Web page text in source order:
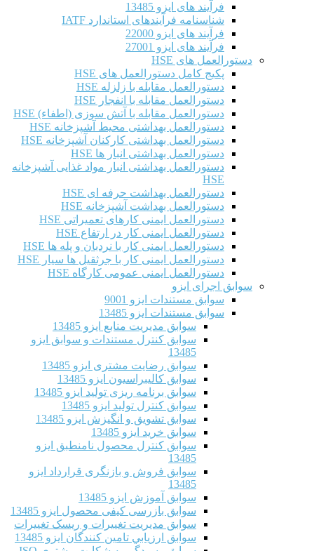
فرآیند های ایزو 13485
شناسنامه فرآیندهای استاندارد IATF
فرآیند های ایزو 22000
فرآیند های ایزو 27001
دستورالعمل های HSE
پکیج کامل دستورالعمل های HSE
دستورالعمل مقابله با زلزله HSE
دستورالعمل مقابله با انفجار HSE
دستورالعمل مقابله با آتش سوزی (اطفاء) HSE
دستورالعمل بهداشتی محیط آشپزخانه HSE
دستورالعمل بهداشتی کارکنان آشپزخانه HSE
دستورالعمل بهداشتی انبار ها HSE
دستورالعمل بهداشتی انبار مواد غذایی آشپزخانه
HSE
دستورالعمل بهداشت حرفه ای HSE
دستورالعمل بهداشت آشپزخانه HSE
دستورالعمل ایمنی کارهای تعمیراتی HSE
دستورالعمل ایمنی کار در ارتفاع HSE
دستورالعمل ایمنی کار با نردبان و پله ها HSE
دستورالعمل ایمنی کار با جرثقیل ها سیار HSE
دستورالعمل ایمنی عمومی کارگاه HSE
سوابق اجرای ایزو
سوابق مستندات ایزو 9001
سوابق مستندات ایزو 13485
سوابق مدیریت منابع ایزو 13485
سوابق کنترل مستندات و سوابق ایزو
13485
سوابق رضایت مشتری ایزو 13485
سوابق كاليبراسيون ایزو 13485
سوابق برنامه ریزی تولید ایزو 13485
سوابق کنترل تولید ایزو 13485
سوابق تشویق و انگیزش ایزو 13485
سوابق خرید ایزو 13485
سوابق کنترل محصول نامنطبق ایزو
13485
سوابق فروش و بازنگری قرارداد ایزو
13485
سوابق آموزش ایزو 13485
سوابق بازرسی کیفی محصول ایزو 13485
سوابق مدیریت تغییرات و ریسک تغییرات
سوابق ارزيابي تامين كنندگان ایزو 13485